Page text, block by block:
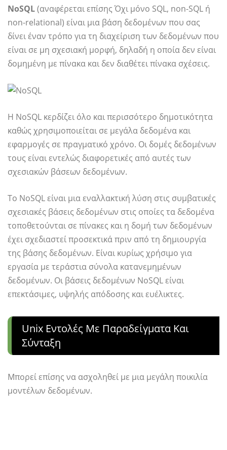
NoSQL(αναφέρεται επίσης Όχι μόνο SQL, non-SQL ή
non-relational) είναι μια βάση δεδομένων που σας
δίνει έναν τρόπο για τη διαχείριση των δεδομένων που
είναι σε μη σχεσιακή μορφή, δηλαδή η οποία δεν είναι
δομημένη με πίνακα και δεν διαθέτει πίνακα σχέσεις.
Η NoSQL κερδίζει όλο και περισσότερο δημοτικότητα
καθώς χρησιμοποιείται σε μεγάλα δεδομένα και
εφαρμογές σε πραγματικό χρόνο. Οι δομές δεδομένων
τους είναι εντελώς διαφορετικές από αυτές των
σχεσιακών βάσεων δεδομένων.
Το NoSQL είναι μια εναλλακτική λύση στις συμβατικές
σχεσιακές βάσεις δεδομένων στις οποίες τα δεδομένα
τοποθετούνται σε πίνακες και η δομή των δεδομένων
έχει σχεδιαστεί προσεκτικά πριν από τη δημιουργία
της βάσης δεδομένων. Είναι κυρίως χρήσιμο για
εργασία με τεράστια σύνολα κατανεμημένων
δεδομένων. Οι βάσεις δεδομένων NoSQL είναι
επεκτάσιμες, υψηλής απόδοσης και ευέλικτες.
Unix Εντολές Με Παραδείγματα Και
Σύνταξη
Μπορεί επίσης να ασχοληθεί με μια μεγάλη ποικιλία
μοντέλων δεδομένων.